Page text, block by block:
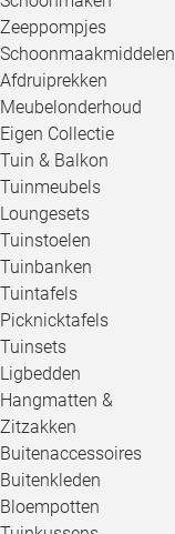
Zeeppompjes
Schoonmaakmiddelen
Afdruiprekken
Meubelonderhoud
Eigen Collectie
Tuin & Balkon
Tuinmeubels
Loungesets
Tuinstoelen
Tuinbanken
Tuintafels
Picknicktafels
Tuinsets
Ligbedden
Hangmatten &
Zitzakken
Buitenaccessoires
Buitenkleden
Bloempotten